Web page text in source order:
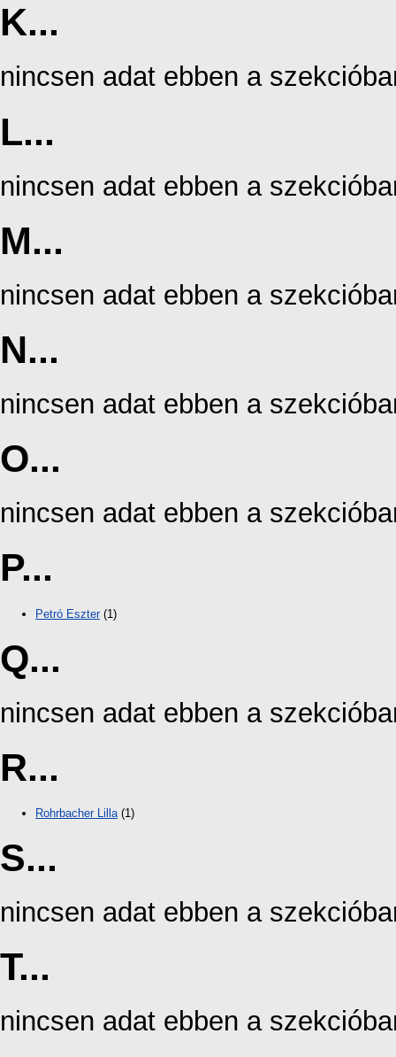
K...
nincsen adat ebben a
L...
nincsen adat ebben a
M...
nincsen adat ebben a
N...
nincsen adat ebben a
O...
nincsen adat ebben a
P...
Petró Eszter(1)
Q...
nincsen adat ebben a
R...
Rohrbacher Lilla (1)
S...
nincsen adat ebben a
T...
nincsen adat ebben a